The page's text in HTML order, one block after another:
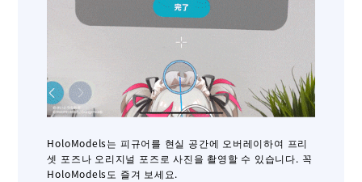
HoloModels는 피규어를 현실 공간에 오버레이하여 프리
셋 포즈나 오리지널 포즈로 사진을 촬영할 수 있습니다. 꼭
HoloModels도 즐겨 보세요.